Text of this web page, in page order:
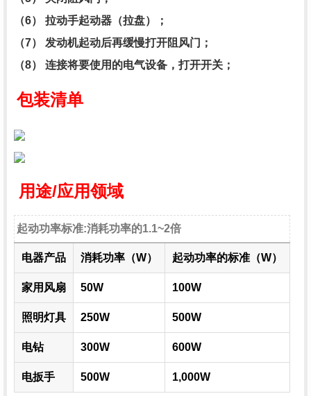
（6） 拉动手起动器（拉盘）；
（7） 发动机起动后再缓慢打开阻风门；
（8） 连接将要使用的电气设备，打开开关；
包装清单
用途/应用领域
起动功率标准:消耗功率的1.1~2倍
电器产品 消耗功率（W） 起动功率的标准（W）
家用风扇 50W 100W
照明灯具 250W 500W
电钻 300W 600W
电扳手 500W 1,000W